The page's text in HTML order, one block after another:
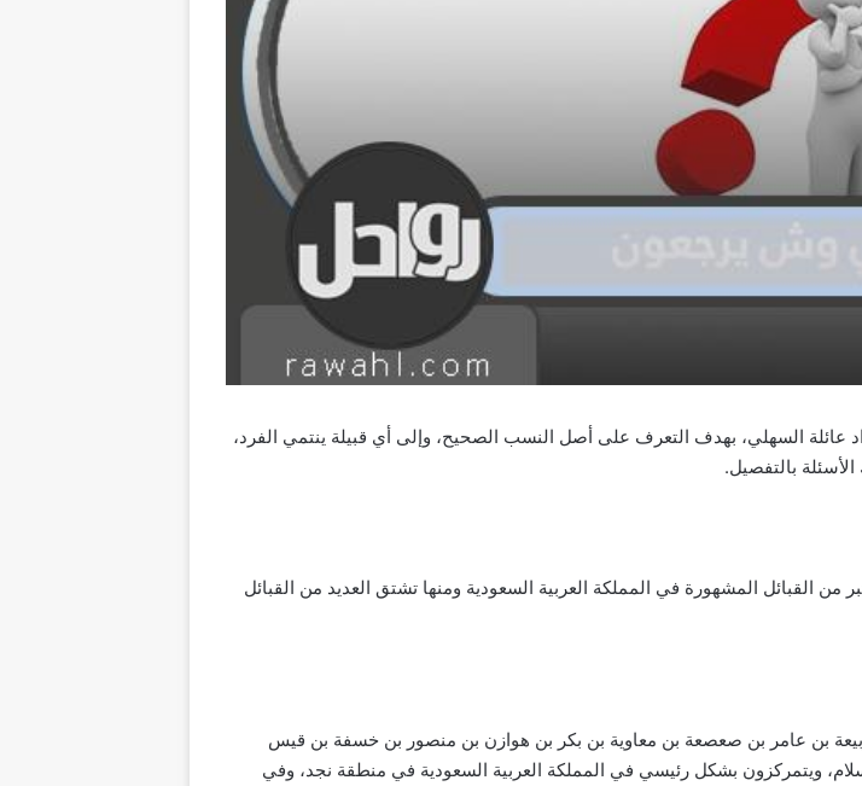
عائلة السهلي، بهدف التعرف على أصل النسب الصحيح، وإلى أي قبيلة ينتمي الفرد،
بالتفصيل.
من القبائل المشهورة في المملكة العربية السعودية ومنها تشتق العديد من القبائل
بن عامر بن صعصعة بن معاوية بن بكر بن هوازن بن منصور بن خسفة بن قيس
ويتمركزون بشكل رئيسي في المملكة العربية السعودية في منطقة نجد، وفي